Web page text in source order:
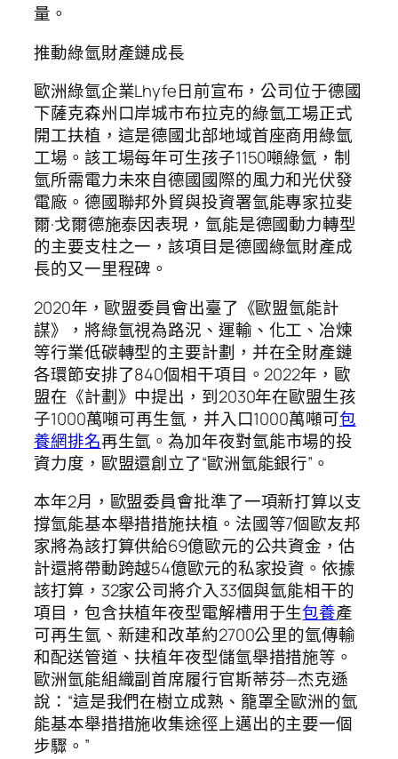
量。
推動綠氫財產鏈成長
歐洲綠氫企業Lhyfe日前宣布，公司位于德國
下薩克森州口岸城市布拉克的綠氫工場正式
開工扶植，這是德國北部地域首座商用綠氫
工場。該工場每年可生孩子1150噸綠氫，制
氫所需電力未來自德國國際的風力和光伏發
電廠。德國聯邦外貿與投資署氫能專家拉斐
爾·戈爾德施泰因表現，氫能是德國動力轉型
的主要支柱之一，該項目是德國綠氫財產成
長的又一里程碑。
2020年，歐盟委員會出臺了《歐盟氫能計
謀》，將綠氫視為路況、運輸、化工、冶煉
等行業低碳轉型的主要計劃，并在全財產鏈
各環節安排了840個相干項目。2022年，歐
盟在《計劃》中提出，到2030年在歐盟生孩
子1000萬噸可再生氫，并入口1000萬噸可包
養網排名再生氫。為加年夜對氫能市場的投
資力度，歐盟還創立了“歐洲氫能銀行”。
本年2月，歐盟委員會批準了一項新打算以支
撐氫能基本舉措措施扶植。法國等7個歐友邦
家將為該打算供給69億歐元的公共資金，估
計還將帶動跨越54億歐元的私家投資。依據
該打算，32家公司將介入33個與氫能相干的
項目，包含扶植年夜型電解槽用于生包養產
可再生氫、新建和改革約2700公里的氫傳輸
和配送管道、扶植年夜型儲氫舉措措施等。
歐洲氫能組織副首席履行官斯蒂芬—杰克遜
說：“這是我們在樹立成熟、籠罩全歐洲的氫
能基本舉措措施收集途徑上邁出的主要一個
步驟。”